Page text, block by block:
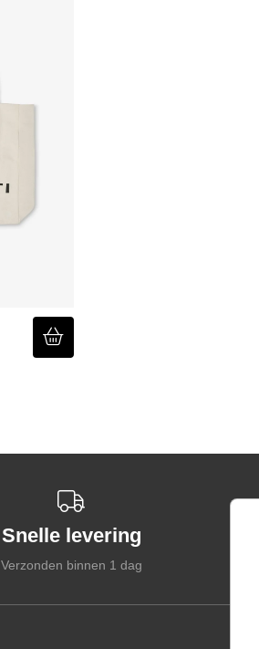
Snelle levering
Verzonden binnen 1 dag